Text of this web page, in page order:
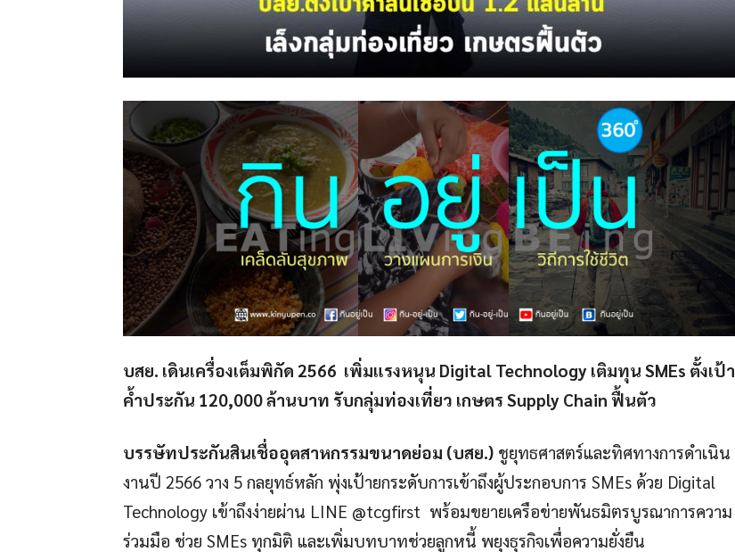
บสย. เดินเครื่องเต็มพิกัด 2566 เพิ่มแรงหนุน Digital Technology เติมทุน SMEs ตั้งเป้า
ค้ำประกัน 120,000 ล้านบาท รับกลุ่มท่องเที่ยว เกษตร Supply Chain ฟื้นตัว
บรรษัทประกันสินเชื่ออุตสาหกรรมขนาดย่อม (บสย.) ชูยุทธศาสตร์และทิศทางการดำเนิน
งานปี 2566 วาง 5 กลยุทธ์หลัก พุ่งเป้ายกระดับการเข้าถึงผู้ประกอบการ SMEs ด้วย Digital
Technology เข้าถึงง่ายผ่าน LINE @tcgfirst พร้อมขยายเครือข่ายพันธมิตรบูรณาการความ
ร่วมมือ ช่วย SMEs ทุกมิติ และเพิ่มบทบาทช่วยลูกหนี้ พยุงธุรกิจเพื่อความยั่งยืน